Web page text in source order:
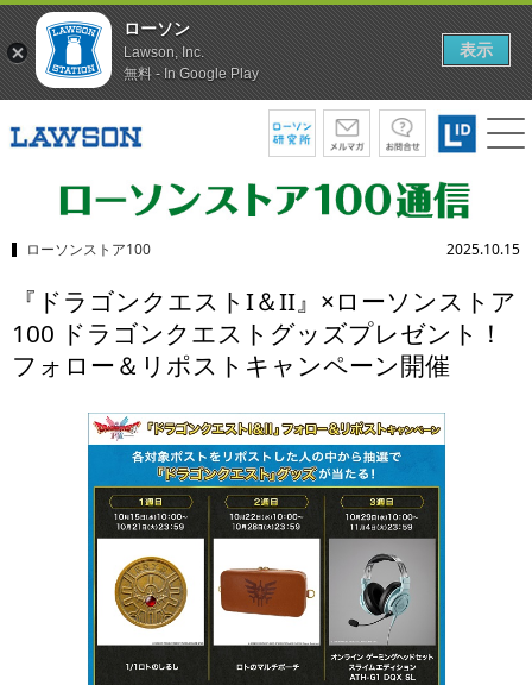
ローソンストア100 2025.10.15
『ドラゴンクエストI＆II』×ローソンストア
100 ドラゴンクエストグッズプレゼント！
フォロー＆リポストキャンペーン開催
ローソン
Lawson, Inc.
無料 - In Google Play
表示